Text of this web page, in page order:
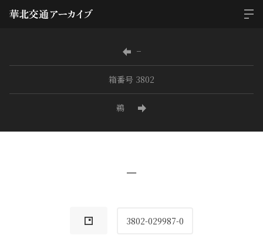
−
箱番号 3802
鵜
−
3802-029987-0